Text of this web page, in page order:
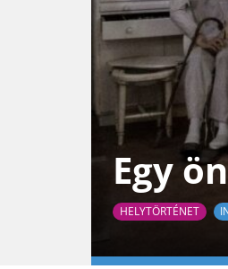
Egy
HELYTÖRTÉNET